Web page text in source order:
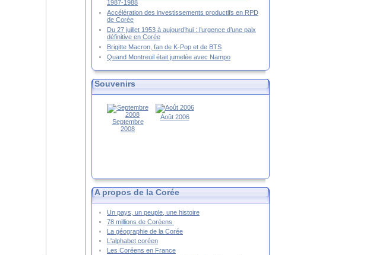
1987-1988
Accélération des investissements productifs en RPD
de Corée
Du 27 juillet 1953 à aujourd’hui : l’urgence d’une paix
définitive en Corée
Brigitte Macron, fan de K-Pop et de BTS
Quand Montreuil était jumelée avec Nampo
Souvenirs
Septembre
2008
Août 2006
A propos de la Corée
Un pays, un peuple, une histoire
78 millions de Coréens
La géographie de la Corée
L'alphabet coréen
Les Coréens en France